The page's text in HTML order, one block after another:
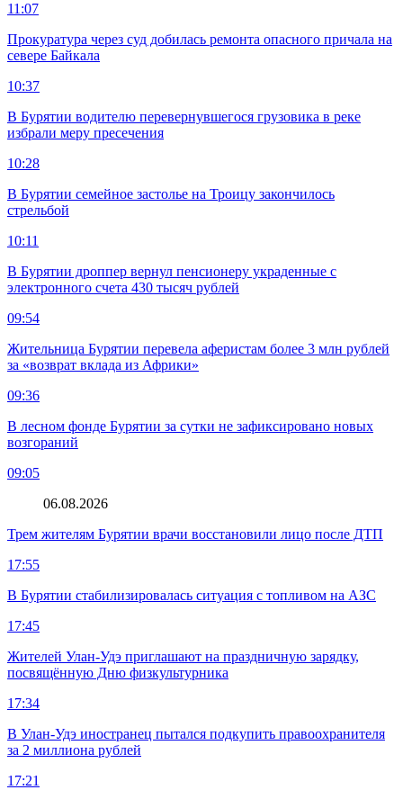
11:07
Прокуратура через суд добилась ремонта опасного причала на
севере Байкала
10:37
В Бурятии водителю перевернувшегося грузовика в реке
избрали меру пресечения
10:28
В Бурятии семейное застолье на Троицу закончилось
стрельбой
10:11
В Бурятии дроппер вернул пенсионеру украденные с
электронного счета 430 тысяч рублей
09:54
Жительница Бурятии перевела аферистам более 3 млн рублей
за «возврат вклада из Африки»
09:36
В лесном фонде Бурятии за сутки не зафиксировано новых
возгораний
09:05
06.08.2026
Трем жителям Бурятии врачи восстановили лицо после ДТП
17:55
В Бурятии стабилизировалась ситуация с топливом на АЗС
17:45
Жителей Улан-Удэ приглашают на праздничную зарядку,
посвящённую Дню физкультурника
17:34
В Улан-Удэ иностранец пытался подкупить правоохранителя
за 2 миллиона рублей
17:21